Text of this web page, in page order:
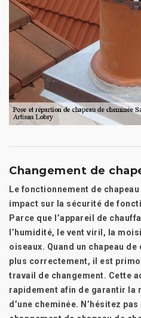
Changement de
Le fonctionnement de
impact sur la sécurité de
Parce que l’appareil de
l’humidité, le vent viril, la
oiseaux. Quand un chapeau
plus correctement, il est
travail de changement. Cette
rapidement afin de garantir la
d’une cheminée. N’hésitez